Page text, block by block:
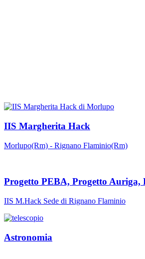
IIS Margherita Hack
Morlupo(Rm) - Rignano Flaminio(Rm)
Progetto PEBA, Progetto Auriga,
IIS M.Hack Sede di Rignano Flaminio
Astronomia